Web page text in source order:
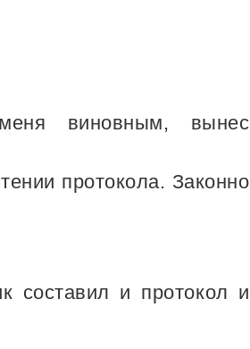
виновным, вынес
протокола. Законно
составил и протокол и